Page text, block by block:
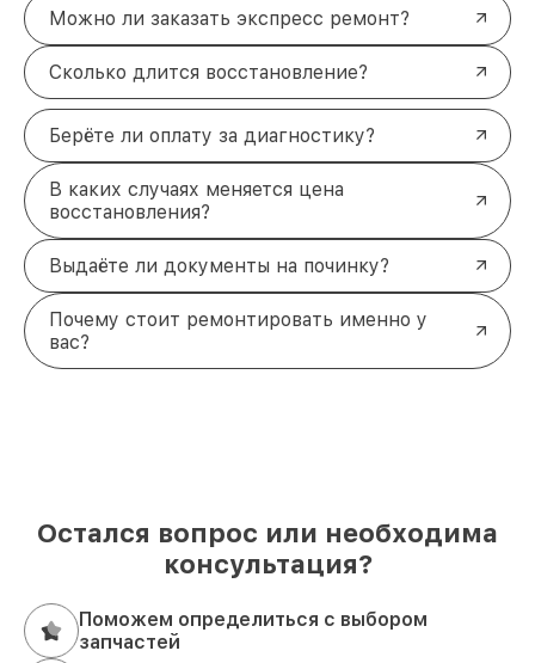
Можно ли заказать экспресс ремонт?
Сколько длится восстановление?
Берёте ли оплату за диагностику?
В каких случаях меняется цена
восстановления?
Выдаёте ли документы на починку?
Почему стоит ремонтировать именно у
вас?
Остался вопрос или необходима
консультация?
Поможем определиться с выбором
запчастей